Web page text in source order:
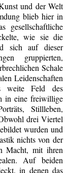
und der Welt
blieb hier in
gesellschaftliche
wie sie die
sich auf dieser
gruppierten,
Schale
Leidenschaften
weite Feld des
in eine freiwillige
Stillleben,
drei Viertel
wurden und
nichts von der
Macht, mit ihren
Auf beiden
in denen das